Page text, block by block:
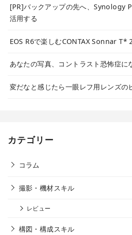
[PR]バックアップの先へ、Synology
活用する
EOS R6で楽しむCONTAX Sonnar T*
あなたの写真、コントラスト恐怖症に
変だなと感じたら一眼レフ用レンズの
カテゴリー
コラム
撮影・機材スキル
レビュー
構図・構成スキル